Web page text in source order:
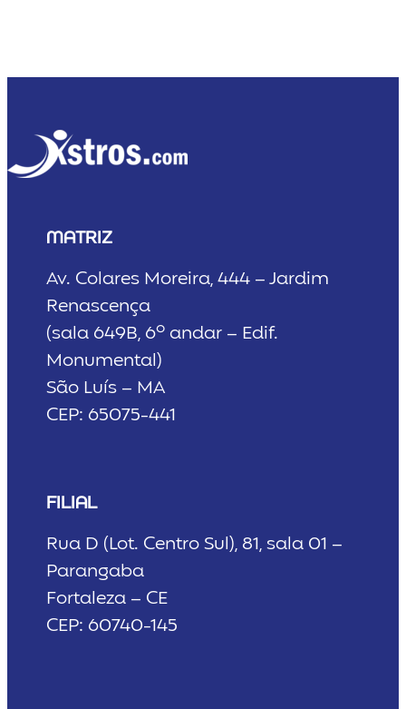
MATRIZ
Av. Colares Moreira, 444 – Jardim
Renascença
(sala 649B, 6º andar – Edif.
Monumental)
São Luís – MA
CEP: 65075-441
FILIAL
Rua D (Lot. Centro Sul), 81, sala 01 –
Parangaba
Fortaleza – CE
CEP: 60740-145